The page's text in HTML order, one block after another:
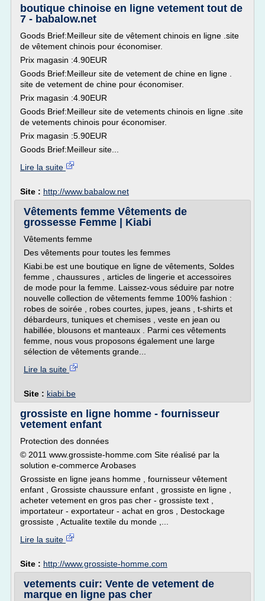
boutique chinoise en ligne vetement tout de
7 - babalow.net
Goods Brief:Meilleur site de vêtement chinois en ligne .site
de vêtement chinois pour économiser.
Prix magasin :4.90EUR
Goods Brief:Meilleur site de vetement de chine en ligne .
site de vetement de chine pour économiser.
Prix magasin :4.90EUR
Goods Brief:Meilleur site de vetements chinois en ligne .site
de vetements chinois pour économiser.
Prix magasin :5.90EUR
Goods Brief:Meilleur site...
Lire la suite
Site : http://www.babalow.net
Vêtements femme Vêtements de
grossesse Femme | Kiabi
Vêtements femme
Des vêtements pour toutes les femmes
Kiabi.be est une boutique en ligne de vêtements, Soldes
femme , chaussures , articles de lingerie et accessoires
de mode pour la femme. Laissez-vous séduire par notre
nouvelle collection de vêtements femme 100% fashion :
robes de soirée , robes courtes, jupes, jeans , t-shirts et
débardeurs, tuniques et chemises , veste en jean ou
habillée, blousons et manteaux . Parmi ces vêtements
femme, nous vous proposons également une large
sélection de vêtements grande...
Lire la suite
Site : kiabi.be
grossiste en ligne homme - fournisseur
vetement enfant
Protection des données
© 2011 www.grossiste-homme.com Site réalisé par la
solution e-commerce Arobases
Grossiste en ligne jeans homme , fournisseur vêtement
enfant , Grossiste chaussure enfant , grossiste en ligne ,
acheter vetement en gros pas cher - grossiste text ,
importateur - exportateur - achat en gros , Destockage
grossiste , Actualite textile du monde ,...
Lire la suite
Site : http://www.grossiste-homme.com
vetements cuir: Vente de vetement de
marque en ligne pas cher